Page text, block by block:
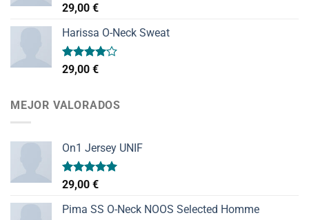
Valorado
con
3.50de
5
29,00 €
Harissa O-Neck Sweat
Valorado
con
29,00 €
MEJOR VALORADOS
On1 Jersey UNIF
Valorado
con
de 5
29,00 €
Pima SS O-Neck NOOS Selected Homme